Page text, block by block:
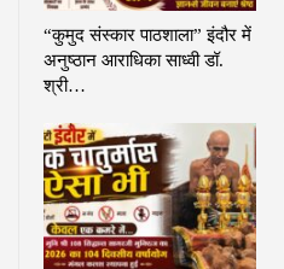
“कुमुद संस्कार पाठशाला” इंदौर में
अनुष्ठान आराधिका साध्वी डॉ.
श्री…